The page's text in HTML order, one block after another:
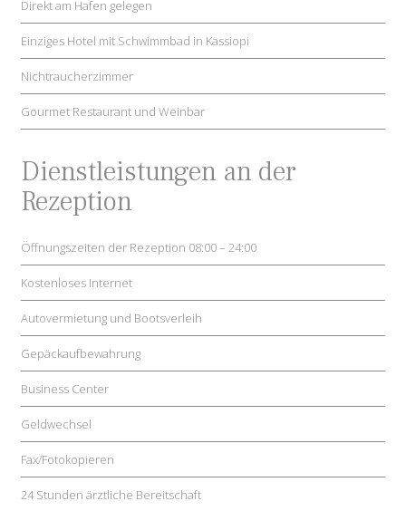
Direkt am Hafen gelegen
Einziges Hotel mit Schwimmbad in Kassiopi
Nichtraucherzimmer
Gourmet Restaurant und Weinbar
Dienstleistungen an der
Rezeption
Öffnungszeiten der Rezeption 08:00 – 24:00
Kostenloses Internet
Autovermietung und Bootsverleih
Gepäckaufbewahrung
Business Center
Geldwechsel
Fax/Fotokopieren
24 Stunden ärztliche Bereitschaft